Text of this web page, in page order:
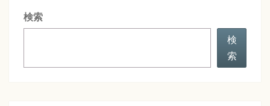
検索
検
索